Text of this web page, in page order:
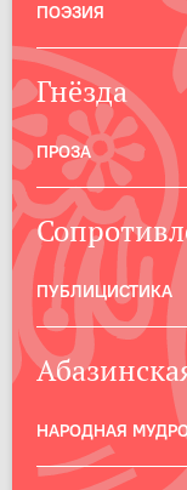
ПОЭЗИЯ
Гнёзда
ПРОЗА
ПУБЛИЦИСТИКА
НАРОДНАЯ